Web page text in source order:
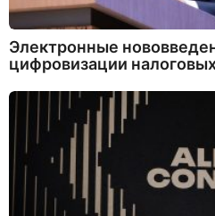
Электронные
цифровизации